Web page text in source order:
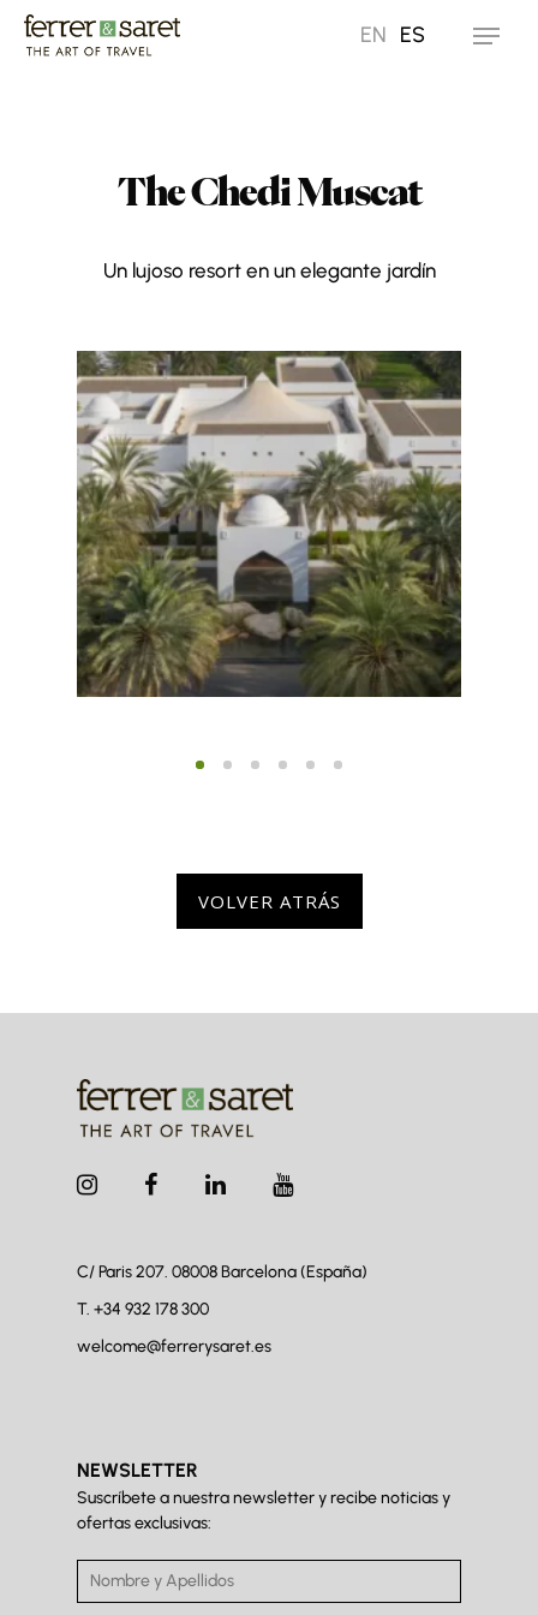
Skip
EN ES Menu
The Chedi Muscat
Un lujoso resort en un elegante jardín
VOLVER ATRÁS
C/ Paris 207. 08008Barcelona (España)
T. +34 932 178 300
welcome@ferrerysaret.es
NEWSLETTER
Suscríbete a nuestra newsletter y recibe noticias y
ofertas exclusivas: